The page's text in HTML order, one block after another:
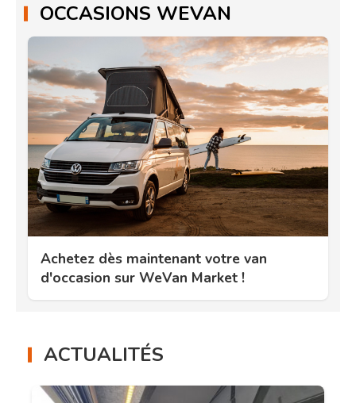
OCCASIONS WEVAN
Achetez dès maintenant votre van
d'occasion sur WeVan Market !
ACTUALITÉS